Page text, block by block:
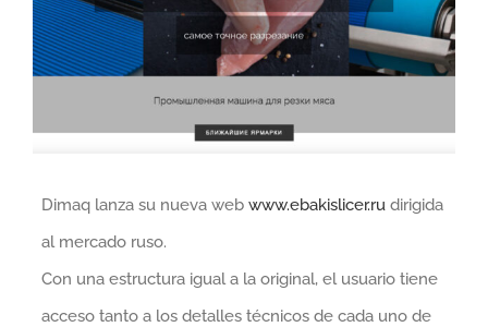
Dimaq lanza su nueva web www.ebakislicer.rudirigida
al mercado ruso.
Con una estructura igual a la original, el usuario tiene
acceso tanto a los detalles técnicos de cada uno de